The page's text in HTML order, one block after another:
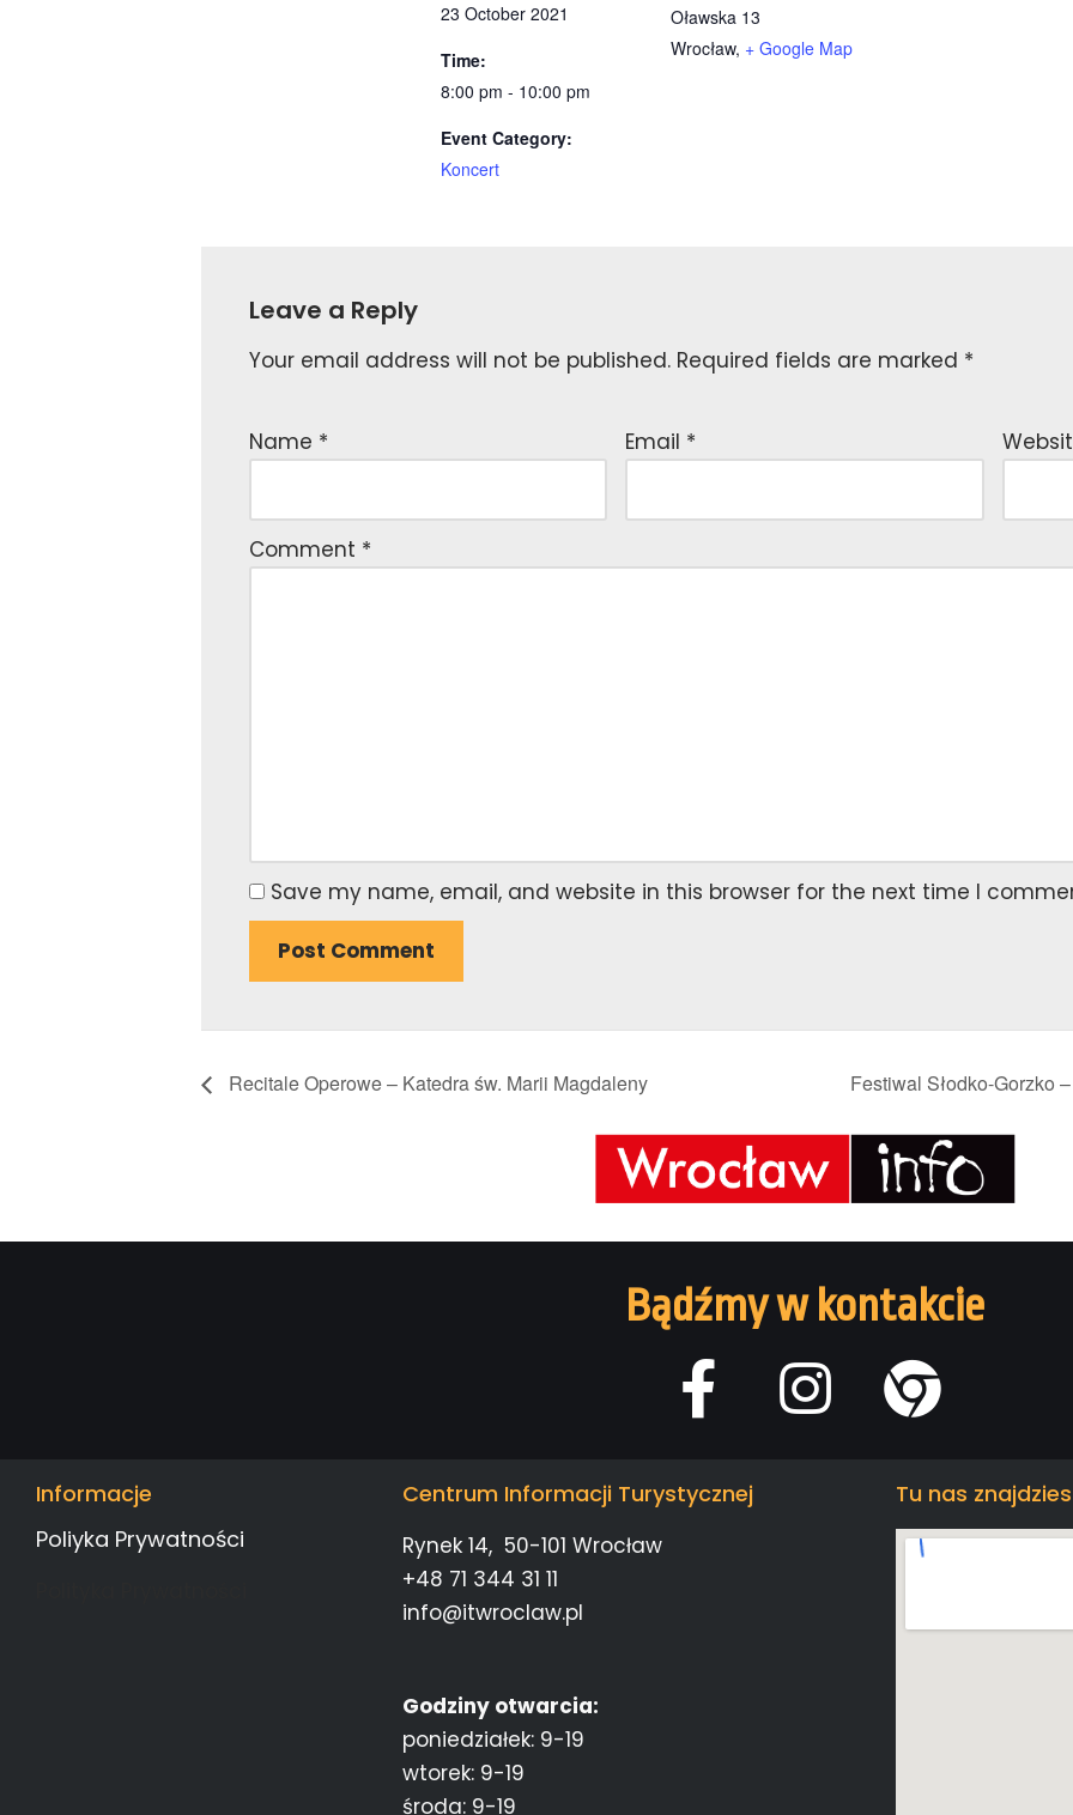
23 October 2021
Time:
8:00 pm - 10:00 pm
Event Category:
Koncert
Oławska 13
Wrocław, + Google Map
Leave a Reply
Your email address will not be published. Required fields are marked *
Name * Email *
Comment *
Save my name, email, and website in this browser for the next time I
Recitale Operowe – Katedra św. Marii Magdaleny Festiwal Słodko-Gorzko
Bądźmy w kontakcie
Informacje
Poliyka Prywatności
Centrum Informacji Turystycznej
Rynek 14, 50-101 Wrocław
+48 71 344 31 11
info@itwroclaw.pl
Godziny otwarcia:
poniedziałek: 9-19
wtorek: 9-19
środa: 9-19
Tu nas